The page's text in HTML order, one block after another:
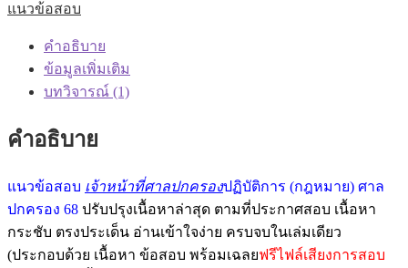
หน้าที่
ปกครอง
กฎหมาย)
ศาล
ปกครอง
2568
ฉบับ
แนวข้อสอบ
คำอธิบาย
ข้อมูลเพิ่มเติม
บทวิจารณ์ (1)
คำอธิบาย
แนวข้อสอบ เจ้าหน้าที่ศาลปกครองปฏิบัติการ (กฎหมาย) ศาล
ปกครอง 68 ปรับปรุงเนื้อหาล่าสุด ตามที่ประกาศสอบ เนื้อหา
กระชับ ตรงประเด็น อ่านเข้าใจง่าย ครบจบในเล่มเดียว
(ประกอบด้วย เนื้อหา ข้อสอบ พร้อมเฉลยฟรีไฟล์เสียงการสอบ